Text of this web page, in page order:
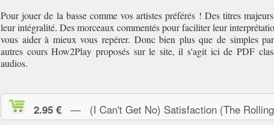
Pour jouer de la basse comme vos artistes préférés ! Des titres
leur intégralité. Des morceaux commentés pour faciliter leur
vous aider à mieux vous repérer. Donc bien plus que de simples
autres cours How2Play proposés sur le site, il s'agit ici de PDF
audios.
2.95 € — (I Can't Get No) Satisfaction (The